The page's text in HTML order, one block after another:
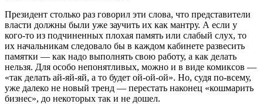
Президент столько раз говорил эти слова, что представители
власти должны были уже заучить их как мантру. А если у
кого-то из подчиненных плохая память или слабый слух, то
их начальникам следовало бы в каждом кабинете развесить
памятки — как надо выполнять свою работу, а как делать
нельзя. Для особо непонятливых, можно и в виде комиксов —
«так делать ай-яй-яй, а то будет ой-ой-ой». Но, судя по-всему,
уже далеко не новый тренд — перестать наконец «кошмарить
бизнес», до некоторых так и не дошел.